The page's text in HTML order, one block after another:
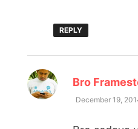
REPLY
Bro
December 19,